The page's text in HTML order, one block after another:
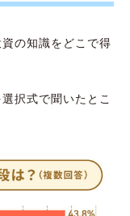
の知識をどこで得
択式で聞いたとこ